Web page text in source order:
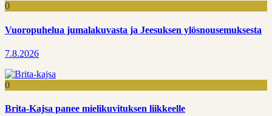
0
Vuoropuhelua jumalakuvasta ja Jeesuksen ylösnousemuksesta
7.8.2026
0
Brita-Kajsa panee mielikuvituksen liikkeelle